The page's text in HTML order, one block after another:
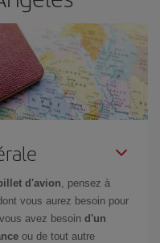
d'avion, pensez à
vous aurez besoin pour
avez besoin d'un
ou de tout autre